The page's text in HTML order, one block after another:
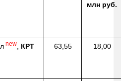
млн руб.
new КРТ 63,55 18,00